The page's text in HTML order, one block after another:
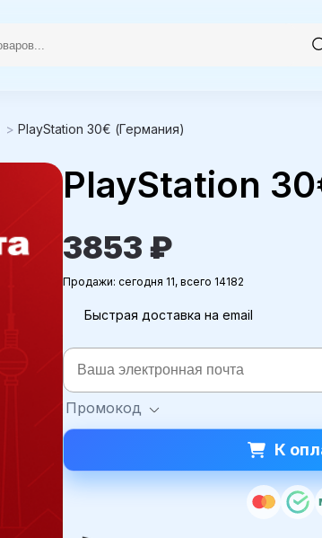
> PlayStation 30€ (Германия)
PlayStation
3853 ₽
Продажи: сегодня 11, всего 14182
Быстрая доставка на email
Промокод
К